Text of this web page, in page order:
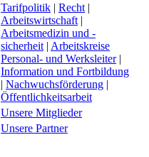
Tarifpolitik | Recht |
Arbeitswirtschaft |
Arbeitsmedizin und -
sicherheit | Arbeitskreise
Personal- und Werksleiter|
Information und Fortbildung
| Nachwuchsförderung |
Öffentlichkeitsarbeit
Unsere Mitglieder
Unsere Partner